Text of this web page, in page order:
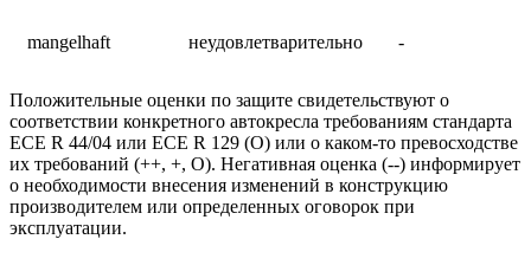
mangelhaft неудовлетварительно -
Положительные оценки по защите свидетельствуют о
соответствии конкретного автокресла требованиям стандарта
ECE R 44/04 или ECE R 129 (O) или о каком-то превосходстве
их требований (++, +, О). Негативная оценка (--) информирует
о необходимости внесения изменений в конструкцию
производителем или определенных оговорок при
эксплуатации.